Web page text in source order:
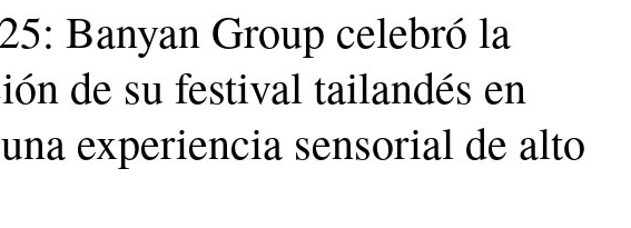
Banyan Group celebró la
de su festival tailandés en
experiencia sensorial de alto